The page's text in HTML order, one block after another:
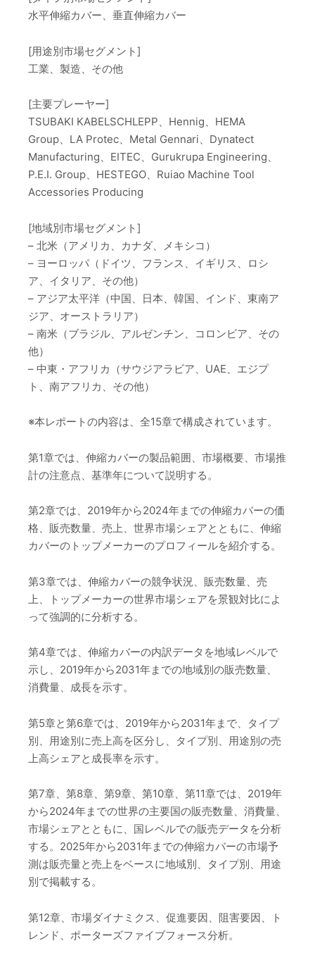
水平伸縮カバー、垂直伸縮カバー
[用途別市場セグメント]
工業、製造、その他
[主要プレーヤー]
TSUBAKI KABELSCHLEPP、Hennig、HEMA
Group、LA Protec、Metal Gennari、Dynatect
Manufacturing、EITEC、Gurukrupa Engineering、
P.E.I. Group、HESTEGO、Ruiao Machine Tool
Accessories Producing
[地域別市場セグメント]
– 北米（アメリカ、カナダ、メキシコ）
– ヨーロッパ（ドイツ、フランス、イギリス、ロシ
ア、イタリア、その他）
– アジア太平洋（中国、日本、韓国、インド、東南ア
ジア、オーストラリア）
– 南米（ブラジル、アルゼンチン、コロンビア、その
他）
– 中東・アフリカ（サウジアラビア、UAE、エジプ
ト、南アフリカ、その他）
※本レポートの内容は、全15章で構成されています。
第1章では、伸縮カバーの製品範囲、市場概要、市場推
計の注意点、基準年について説明する。
第2章では、2019年から2024年までの伸縮カバーの価
格、販売数量、売上、世界市場シェアとともに、伸縮
カバーのトップメーカーのプロフィールを紹介する。
第3章では、伸縮カバーの競争状況、販売数量、売
上、トップメーカーの世界市場シェアを景観対比によ
って強調的に分析する。
第4章では、伸縮カバーの内訳データを地域レベルで
示し、2019年から2031年までの地域別の販売数量、
消費量、成長を示す。
第5章と第6章では、2019年から2031年まで、タイプ
別、用途別に売上高を区分し、タイプ別、用途別の売
上高シェアと成長率を示す。
第7章、第8章、第9章、第10章、第11章では、2019年
から2024年までの世界の主要国の販売数量、消費量、
市場シェアとともに、国レベルでの販売データを分析
する。2025年から2031年までの伸縮カバーの市場予
測は販売量と売上をベースに地域別、タイプ別、用途
別で掲載する。
第12章、市場ダイナミクス、促進要因、阻害要因、ト
レンド、ポーターズファイブフォース分析。